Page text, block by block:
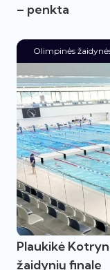
– penkta
Olimpinės
Plaukikė
žaidynių finale